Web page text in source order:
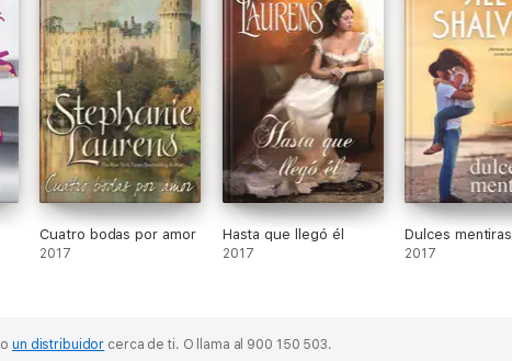
Cuatro bodas por amor
2017
Hasta que llegó él
2017
Dulces mentiras
2017
oun distribuidor cerca de ti. O llama al 900 150 503.